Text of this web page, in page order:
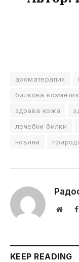
ароматерапия
билкова
здрава кожа
лечебни билки
новини
KEEP READING